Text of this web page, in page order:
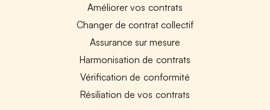
Améliorer vos contrats
Changer de contrat collectif
Assurance sur mesure
Harmonisation de contrats
Vérification de conformité
Résiliation de vos contrats